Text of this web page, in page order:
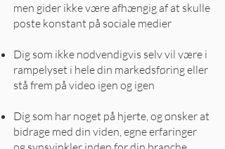
men gider ikke være afhængig af at skulle
poste konstant på sociale medier
Dig som ikke nødvendigvis selv vil være i
rampelyset i hele din markedsføring eller
stå frem på video igen og igen
Dig som har noget på hjerte, og ønsker at
bidrage med din viden, egne erfaringer